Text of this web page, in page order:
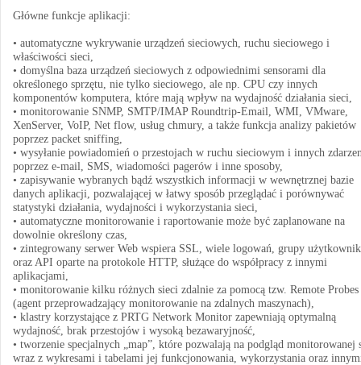
Główne funkcje aplikacji:
• automatyczne wykrywanie urządzeń sieciowych, ruchu sieciowego i
właściwości sieci,
• domyślna baza urządzeń sieciowych z odpowiednimi sensorami dla
określonego sprzętu, nie tylko sieciowego, ale np. CPU czy innych
komponentów komputera, które mają wpływ na wydajność działania sieci,
• monitorowanie SNMP, SMTP/IMAP Roundtrip-Email, WMI, VMware,
XenServer, VoIP, Net flow, usług chmury, a także funkcja analizy pakietów
poprzez packet sniffing,
• wysyłanie powiadomień o przestojach w ruchu sieciowym i innych
poprzez e-mail, SMS, wiadomości pagerów i inne sposoby,
• zapisywanie wybranych bądź wszystkich informacji w wewnętrznej bazie
danych aplikacji, pozwalającej w łatwy sposób przeglądać i porównywać
statystyki działania, wydajności i wykorzystania sieci,
• automatyczne monitorowanie i raportowanie może być zaplanowane na
dowolnie określony czas,
• zintegrowany serwer Web wspiera SSL, wiele logowań, grupy
oraz API oparte na protokole HTTP, służące do współpracy z innymi
aplikacjami,
• monitorowanie kilku różnych sieci zdalnie za pomocą tzw. Remote Probes
(agent przeprowadzający monitorowanie na zdalnych maszynach),
• klastry korzystające z PRTG Network Monitor zapewniają optymalną
wydajność, brak przestojów i wysoką bezawaryjność,
• tworzenie specjalnych „map”, które pozwalają na podgląd monitorowanej
wraz z wykresami i tabelami jej funkcjonowania, wykorzystania oraz